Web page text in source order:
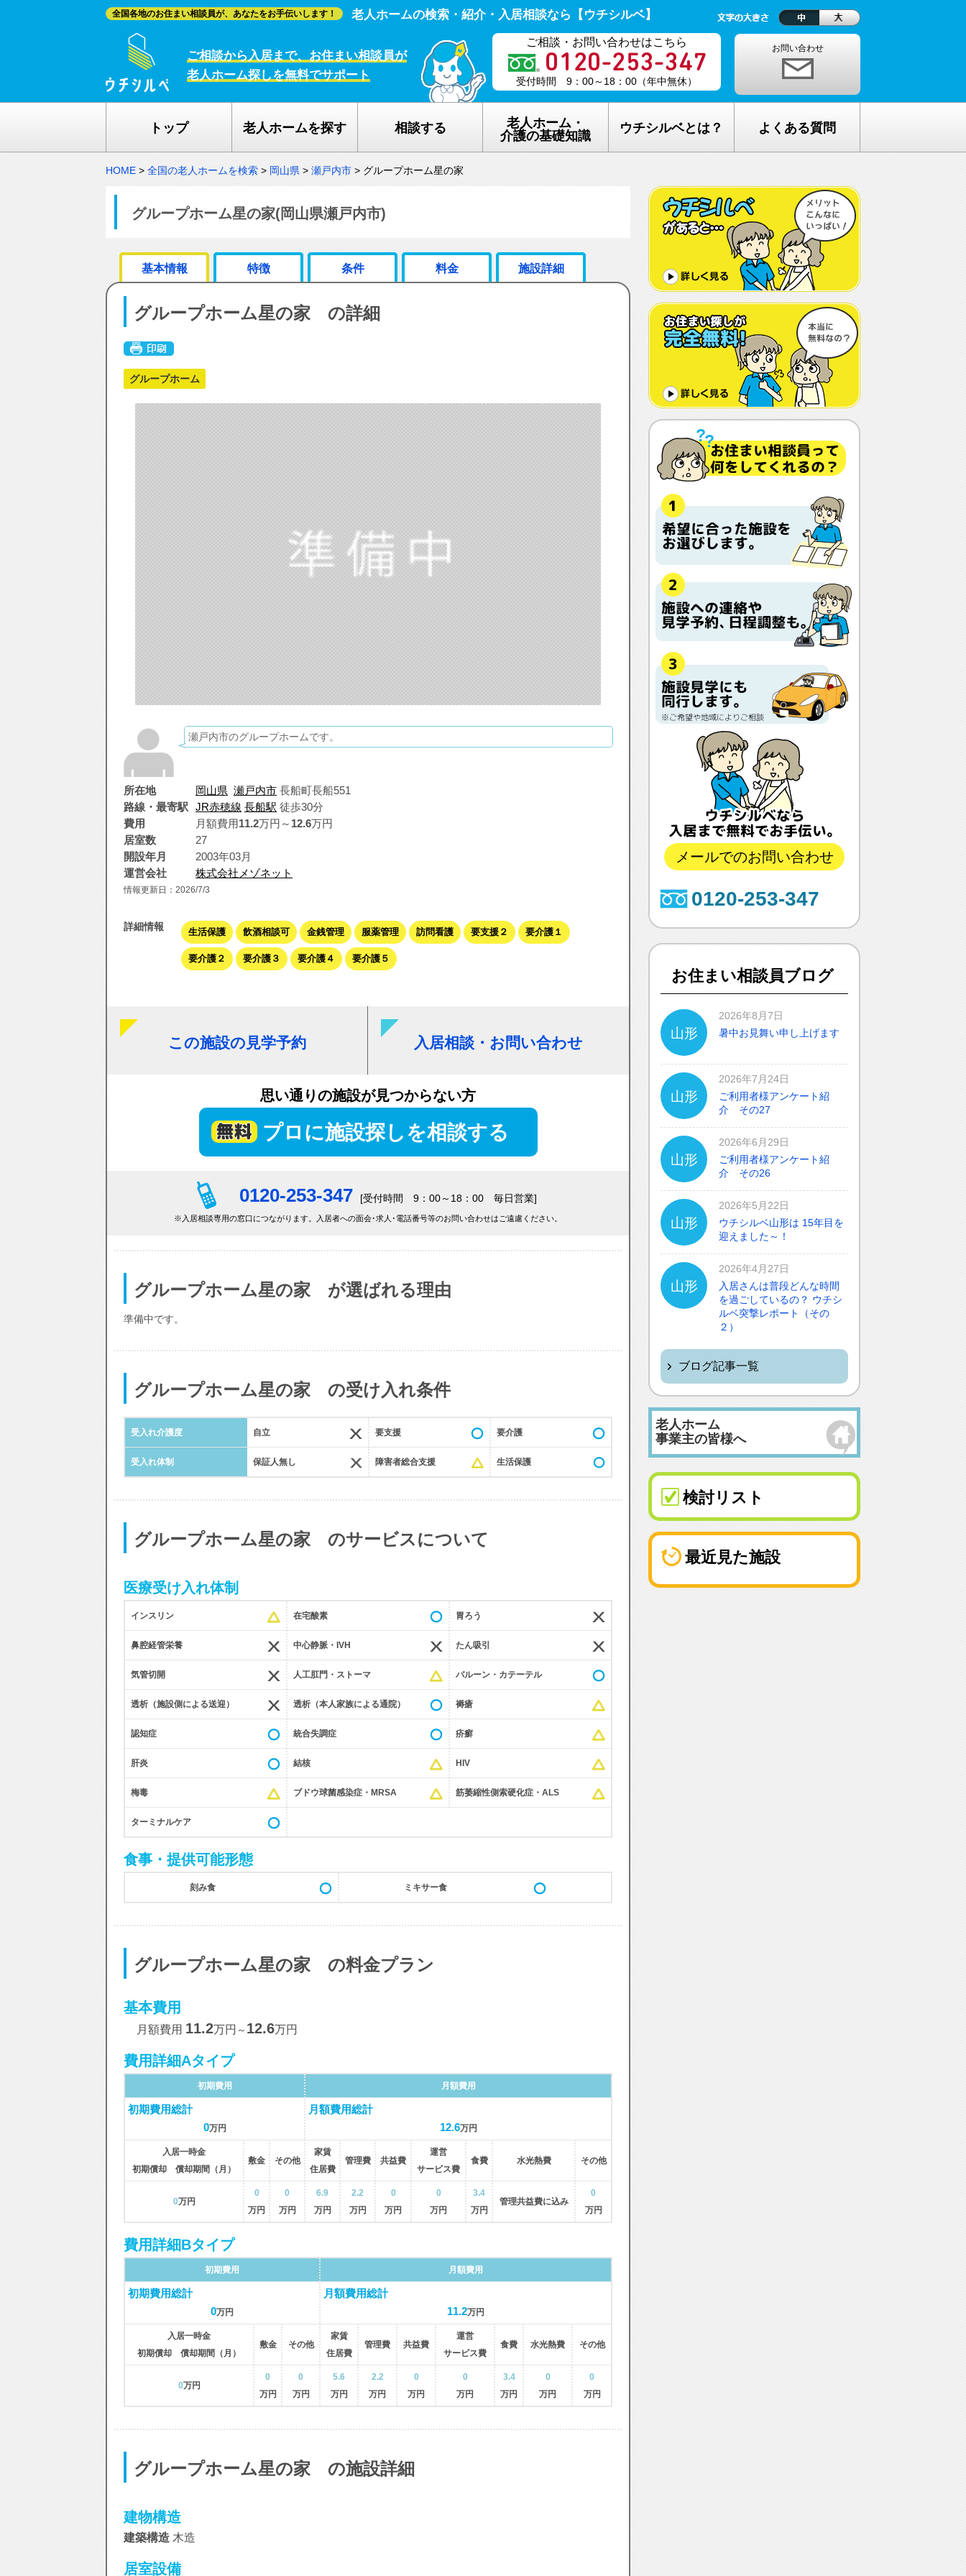
全国各地のお住まい相談員が、あなたをお手伝いします！ 老人ホームの検索・紹介・入居相談なら【ウチシルベ】
ご相談から入居まで、お住まい相談員が
老人ホーム探しを無料でサポート
ご相談・お問い合わせはこちら
受付時間 9：00～18：00（年中無休）
お問い合わせ
トップ 老人ホームを探す 相談する
老人ホーム・
介護の基礎知識
老人ホームの種類
認知症について
ウチシルベとは？
老人ホーム探しが完全無料の理由
老人ホーム探し無料相談の流れ
ウチシルベのメリット
ウチシルベFC加盟について
よくある質問
老人ホームの種類が複雑でわからな
い・・
どんな人が入居しているの？
希望してもなかなか入れないのでは？
体調や病状が悪化しても最後まで住め
ますか？
認知症でも入れますか？
入居金が無料～何千万円と大きな差が
あるけど、どこが違うの？
入居するとどんな人がサービスをして
くれるの？
本当に相談無料？
他の紹介会社と「ウチシルベ」はどう
違うの？aa
HOME > 全国の老人ホームを検索 > 岡山県 > 瀬戸内市 > グループホーム星の家
グループホーム星の家(岡山県瀬戸内市)
基本情報 特徴 条件 料金 施設詳細
グループホーム星の家 の詳細
グループホーム
瀬戸内市のグループホームです。
所在地 岡山県 瀬戸内市 長船町長船551
路線・最寄駅
JR赤穂線 長船駅 徒歩30分
費用
月額費用11.2万円～ 12.6万円
居室数
27
開設年月
2003年03月
運営会社
株式会社メゾネット
情報更新日：2026/7/3
詳細情報 生活保護 飲酒相談可 金銭管理 服薬管理 訪問看護 要支援２ 要介護１
要介護２ 要介護３ 要介護４ 要介護５
この施設の見学予約 入居相談・お問い合わせ
思い通りの施設が見つからない方
プロに施設探しを相談する
0120-253-347 [受付時間 9：00～18：00 毎日営業]
※入居相談専用の窓口につながります。入居者への面会･求人･電話番号等のお問い合わせはご遠慮ください。
グループホーム星の家 が選ばれる理由
準備中です。
グループホーム星の家 の受け入れ条件
受入れ介護度 自立 要支援 要介護
受入れ体制 保証人無し 障害者総合支援 生活保護
グループホーム星の家 のサービスについて
医療受け入れ体制
インスリン 在宅酸素 胃ろう
鼻腔経管栄養 中心静脈・IVH たん吸引
気管切開 人工肛門・ストーマ バルーン・カテーテル
透析（施設側による送迎） 透析（本人家族による通院） 褥瘡
認知症 統合失調症 疥癬
肝炎 結核 HIV
梅毒 ブドウ球菌感染症・MRSA 筋萎縮性側索硬化症・ALS
ターミナルケア
食事・提供可能形態
刻み食 ミキサー食
グループホーム星の家 の料金プラン
基本費用
月額費用 11.2万円 ～ 12.6万円
費用詳細Aタイプ
初期費用 月額費用
初期費用総計
0万円
月額費用総計
12.6万円
入居一時金
初期償却 償却期間（月）
敷金 その他
家賃
住居費
管理費 共益費
運営
サービス費
食費 水光熱費 その他
0万円
0
万円
0
万円
6.9
万円
2.2
万円
0
万円
0
万円
3.4
万円
管理共益費に込み
0
万円
費用詳細Bタイプ
初期費用 月額費用
初期費用総計
0万円
月額費用総計
11.2万円
入居一時金
初期償却 償却期間（月）
敷金 その他
家賃
住居費
管理費 共益費
運営
サービス費
食費 水光熱費 その他
0万円
0
万円
0
万円
5.6
万円
2.2
万円
0
万円
0
万円
3.4
万円
0
万円
0
万円
グループホーム星の家 の施設詳細
建物構造
建築構造 木造
居室設備
メールでのお問い合わせ
0120-253-347
お住まい相談員ブログ
山形
2026年8月7日
暑中お見舞い申し上げます
山形
2026年7月24日
ご利用者様アンケート紹
介 その27
山形
2026年6月29日
ご利用者様アンケート紹
介 その26
山形
2026年5月22日
ウチシルベ山形は 15年目を
迎えました～！
山形
2026年4月27日
入居さんは普段どんな時間
を過ごしているの？ ウチシ
ルベ突撃レポート（その
２）
ブログ記事一覧
老人ホーム
事業主の皆様へ
検討リスト
最近見た施設